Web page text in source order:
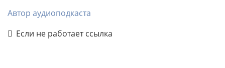
Автор аудиоподкаста
Если не работает ссылка